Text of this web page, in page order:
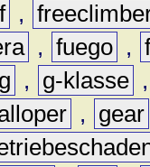
,
, fuego ,
g , g-klasse
,
gear